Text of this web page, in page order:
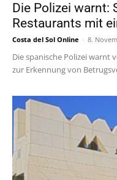
Die Polizei warnt:
Restaurants mit
Costa del Sol Online - 8.
Die spanische Polizei warnt
zur Erkennung von